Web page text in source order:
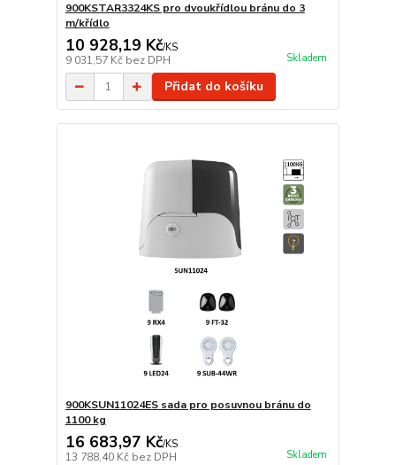
900KSTAR3324KS pro dvoukřídlou bránu do 3
m/křídlo
10 928,19 Kč/KS
9 031,57 Kč bez DPH Skladem
Přidat do košíku
900KSUN11024ES sada pro posuvnou bránu do
1100 kg
16 683,97 Kč/KS
13 788,40 Kč bez DPH Skladem